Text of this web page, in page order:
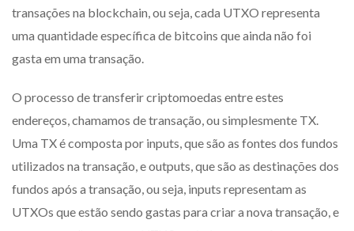
transações na blockchain, ou seja, cada UTXO representa
uma quantidade específica de bitcoins que ainda não foi
gasta em uma transação.
O processo de transferir criptomoedas entre estes
endereços, chamamos de transação, ou simplesmente TX.
Uma TX é composta por inputs, que são as fontes dos fundos
utilizados na transação, e outputs, que são as destinações dos
fundos após a transação, ou seja, inputs representam as
UTXOs que estão sendo gastas para criar a nova transação, e